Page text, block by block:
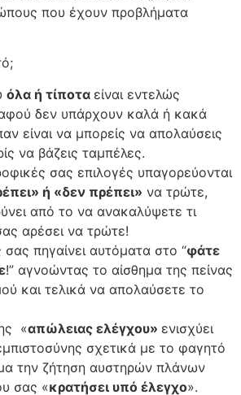
που έχουν προβλήματα
όλα ή τίποτα είναι εντελώς
δεν υπάρχουν καλά ή κακά
είναι να μπορείς να απολαύσεις
να βάζεις ταμπέλες.
σας επιλογές υπαγορεύονται
ή «δεν πρέπει» να τρώτε,
από το να ανακαλύψετε τι
αρέσει να τρώτε!
πηγαίνει αυτόματα στο “φάτε
!” αγνοώντας το αίσθημα της πείνας
και τελικά να απολαύσετε το
«απώλειας ελέγχου» ενισχύει
σχετικά με το φαγητό
την ζήτηση αυστηρών πλάνων
σας «κρατήσει υπό έλεγχο».